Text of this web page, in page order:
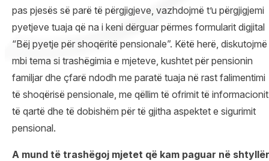
pas pjesës së parë të përgjigjeve, vazhdojmë t’u përgjigjemi
pyetjeve tuaja që na i keni dërguar përmes formularit digjital
“Bëj pyetje për shoqëritë pensionale”. Këtë herë, diskutojmë
mbi tema si trashëgimia e mjeteve, kushtet për pensionin
familjar dhe çfarë ndodh me paratë tuaja në rast falimentimi
të shoqërisë pensionale, me qëllim të ofrimit të informacionit
të qartë dhe të dobishëm për të gjitha aspektet e sigurimit
pensional.
A mund të trashëgoj mjetet që kam paguar në